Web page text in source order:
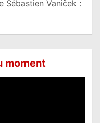
Sébastien Vaniček :
moment